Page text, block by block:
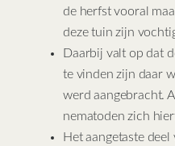
de herfst vooral
deze tuin zijn
Daarbij valt op dat
te vinden zijn daar
werd aangebracht.
nematoden zich
Het aangetaste